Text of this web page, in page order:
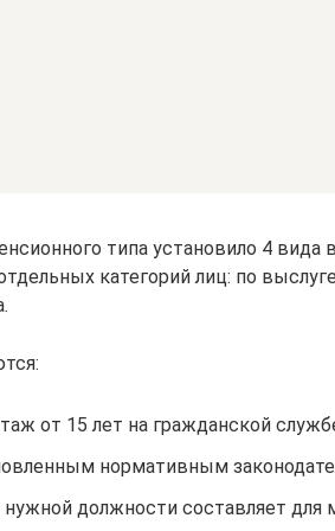
типа установило 4 вида
категорий лиц: по
от 15 лет на гражданской
нормативным
должности составляет для